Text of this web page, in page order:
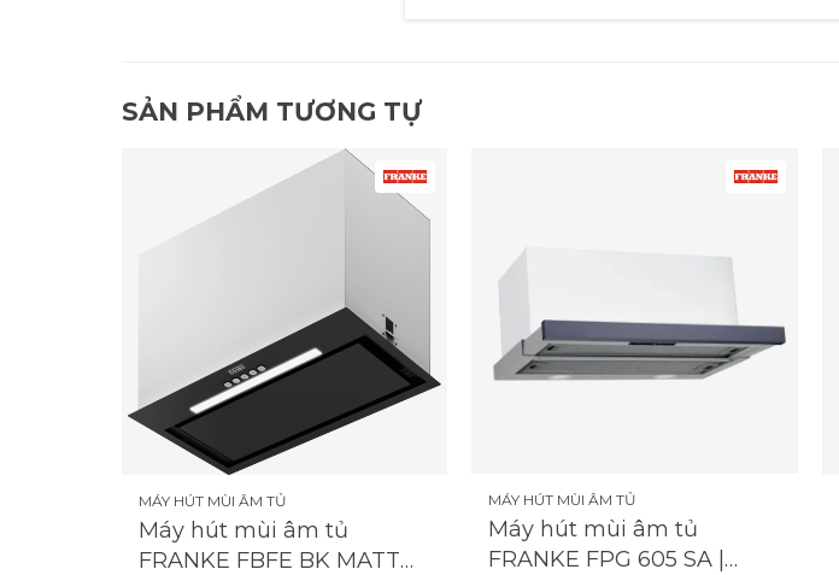
SẢN PHẨM TƯƠNG TỰ
MÁY HÚT MÙI ÂM TỦ
Máy hút mùi âm tủ
FRANKE FBFE BK MATT
MÁY HÚT MÙI ÂM TỦ
Máy hút mùi âm tủ
FRANKE FPG 605 SA |